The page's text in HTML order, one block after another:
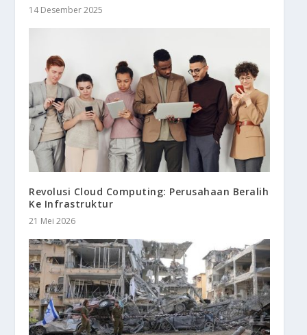
14 Desember 2025
Revolusi Cloud Computing: Perusahaan Beralih
Ke Infrastruktur
21 Mei 2026